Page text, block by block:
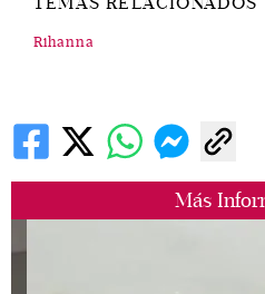
Más
Rihanna